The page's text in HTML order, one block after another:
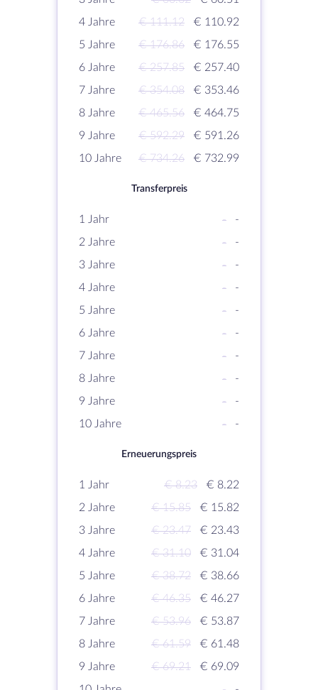
4 Jahre
€ 111.12
€ 110.92
5 Jahre
€ 176.86
€ 176.55
6 Jahre
€ 257.85
€ 257.40
7 Jahre
€ 354.08
€ 353.46
8 Jahre
€ 465.56
€ 464.75
9 Jahre
€ 592.29
€ 591.26
10 Jahre
€ 734.26 € 732.99
Transferpreis
1 Jahr -
-
2 Jahre
-
-
3 Jahre
-
-
4 Jahre
-
-
5 Jahre
-
-
6 Jahre
-
-
7 Jahre
-
-
8 Jahre
-
-
9 Jahre
-
-
10 Jahre
- -
Erneuerungspreis
1 Jahr € 8.23
€ 8.22
2 Jahre
€ 15.85
€ 15.82
3 Jahre
€ 23.47
€ 23.43
4 Jahre
€ 31.10
€ 31.04
5 Jahre
€ 38.72
€ 38.66
6 Jahre
€ 46.35
€ 46.27
7 Jahre
€ 53.96
€ 53.87
8 Jahre
€ 61.59
€ 61.48
9 Jahre
€ 69.21
€ 69.09